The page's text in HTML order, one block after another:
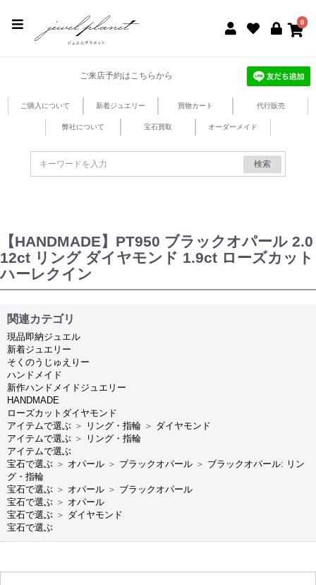
0
ご来店予約はこちらから
ご購入について 新着ジュエリー 買物カート 代行販売
弊社について 宝石買取 オーダーメイド
検索
【HANDMADE】PT950 ブラックオパール 2.0
12ct リング ダイヤモンド 1.9ct ローズカット
ハーレクイン
関連カテゴリ
現品即納ジュエル
新着ジュエリー
そくのうじゅえりー
ハンドメイド
新作ハンドメイドジュエリー
HANDMADE
ローズカットダイヤモンド
アイテムで選ぶ ＞ リング・指輪 ＞ ダイヤモンド
アイテムで選ぶ ＞
リング・指輪
アイテムで選ぶ
宝石で選ぶ ＞ オパール ＞ ブラックオパール ＞ ブラックオパール: リン
グ・指輪
宝石で選ぶ ＞ オパール ＞ ブラックオパール
宝石で選ぶ ＞ オパール
宝石で選ぶ ＞ ダイヤモンド
宝石で選ぶ